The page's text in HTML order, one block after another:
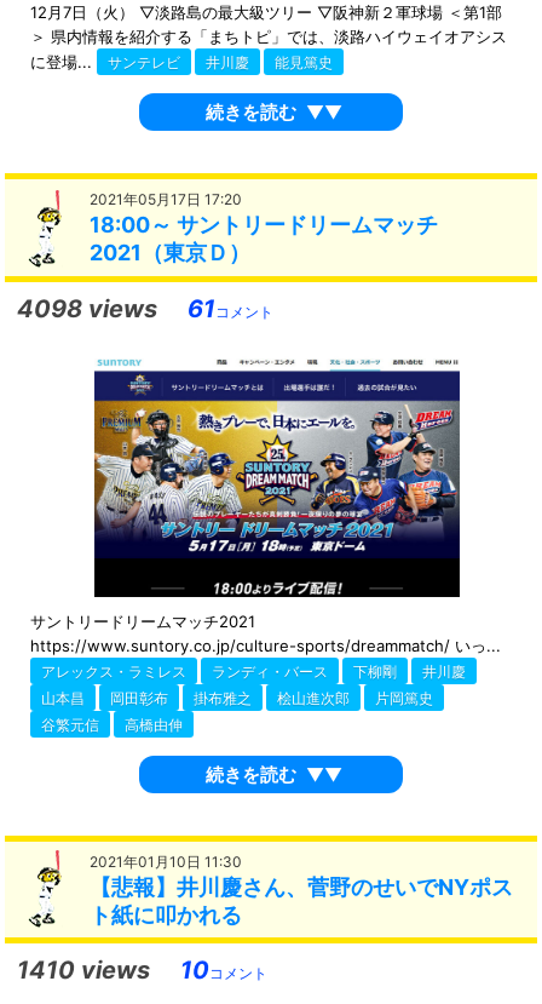
12月7日（火） ▽淡路島の最大級ツリー ▽阪神新２軍球場 ＜第1部
＞ 県内情報を紹介する「まちトピ」では、淡路ハイウェイオアシス
に登場...
サンテレビ 井川慶 能見篤史
続きを読む ▼▼
2021年05月17日 17:20
18:00～ サントリードリームマッチ
2021（東京Ｄ）
4098 views 61 コメント
サントリードリームマッチ2021
https://www.suntory.co.jp/culture-sports/dreammatch/ いっ...
アレックス・ラミレス ランディ・バース 下柳剛
井川慶
山本昌
岡田彰布 掛布雅之 桧山進次郎
片岡篤史
谷繁元信
高橋由伸
続きを読む ▼▼
2021年01月10日 11:30
【悲報】井川慶さん、菅野のせいでNYポス
ト紙に叩かれる
1410 views 10コメント